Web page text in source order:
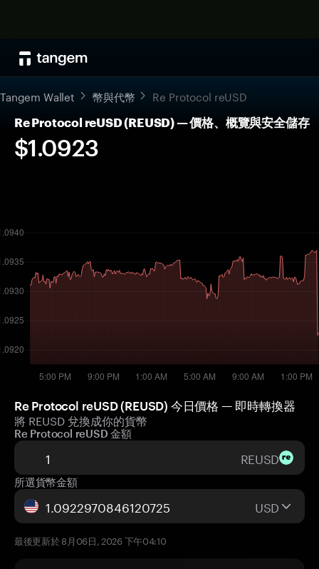
Tangem Wallet 幣與代幣 Re Protocol reUSD
Re Protocol reUSD (REUSD) — 價格、概覽與安全儲存
$1.0923
Re Protocol reUSD (REUSD) 今日價格 — 即時轉換器
將 REUSD 兌換成你的貨幣
Re Protocol reUSD 金額
REUSD
所選貨幣金額
USD
最後更新於 8月06日, 2026 下午04:10